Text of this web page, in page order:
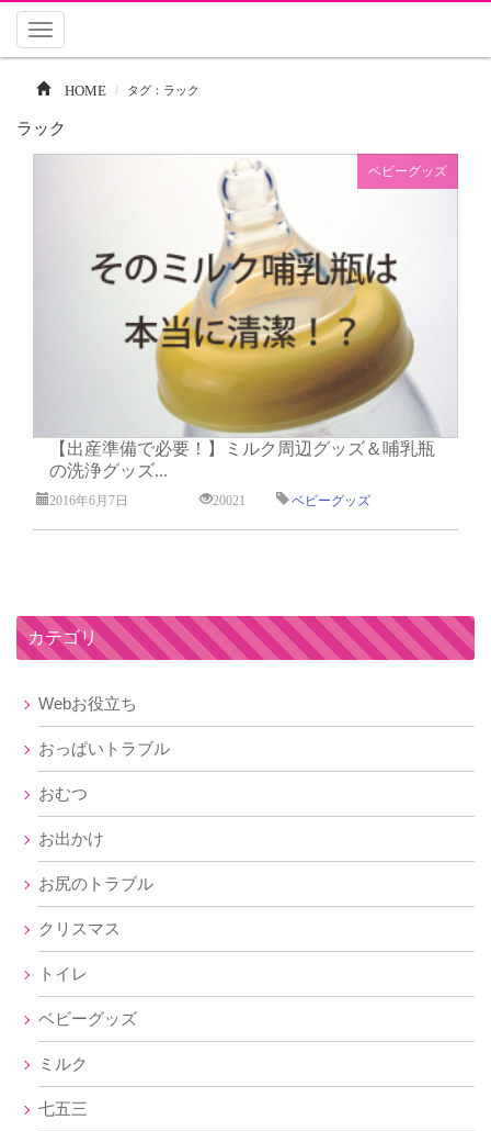
Toggle
HOME タグ：ラック
ラック
ベビーグッズ
【出産準備で必要！】ミルク周辺グッズ＆哺乳瓶
の洗浄グッズ...
2016年6月7日 20021 ベビーグッズ
カテゴリ
Webお役立ち
おっぱいトラブル
おむつ
お出かけ
お尻のトラブル
クリスマス
トイレ
ベビーグッズ
ミルク
七五三